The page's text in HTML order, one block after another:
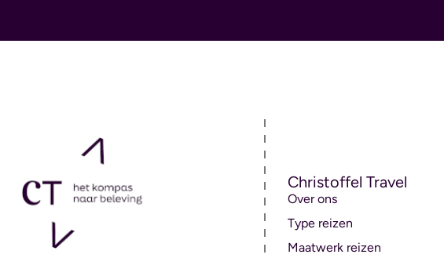
Christoffel Travel
Over ons
Type reizen
Maatwerk reizen